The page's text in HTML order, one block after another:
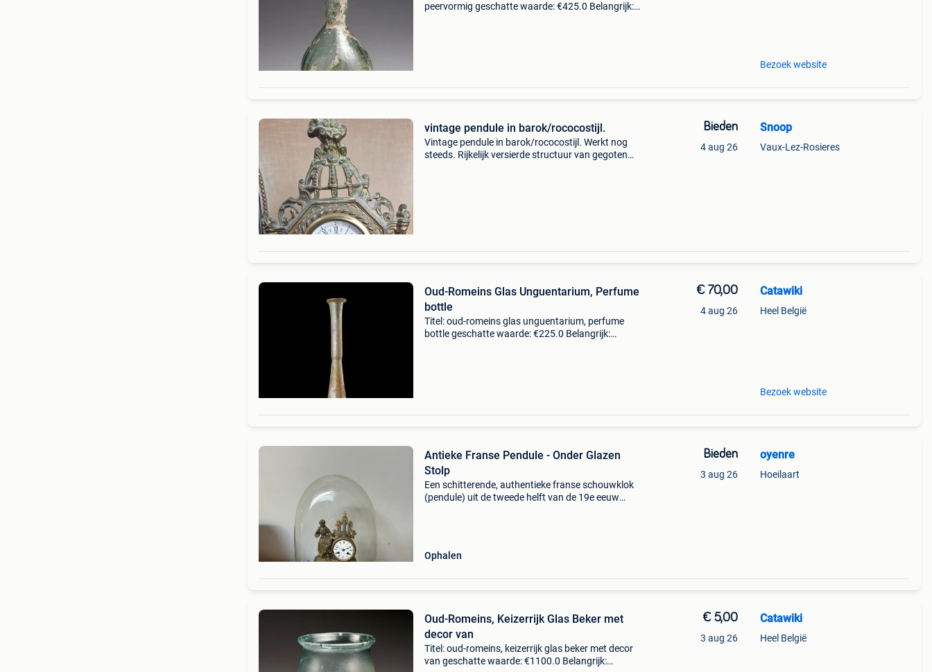
peervormig geschatte waarde: €425.0 Belangrijk:
Bezoek website
vintage pendule in barok/rococostijl.
Vintage pendule in barok/rococostijl. Werkt nog
steeds. Rijkelijk versierde structuur van gegoten
Bieden
4 aug 26
Snoop
Vaux-Lez-Rosieres
Oud-Romeins Glas Unguentarium, Perfume
bottle
Titel: oud-romeins glas unguentarium, perfume
bottle geschatte waarde: €225.0 Belangrijk:
€ 70,00
4 aug 26
Catawiki
Heel België
Bezoek website
Antieke Franse Pendule - Onder Glazen
Stolp
Een schitterende, authentieke franse schouwklok
(pendule) uit de tweede helft van de 19e eeuw
Ophalen
Bieden
3 aug 26
oyenre
Hoeilaart
Oud-Romeins, Keizerrijk Glas Beker met
decor van
Titel: oud-romeins, keizerrijk glas beker met decor
van geschatte waarde: €1100.0 Belangrijk:
€ 5,00
3 aug 26
Catawiki
Heel België